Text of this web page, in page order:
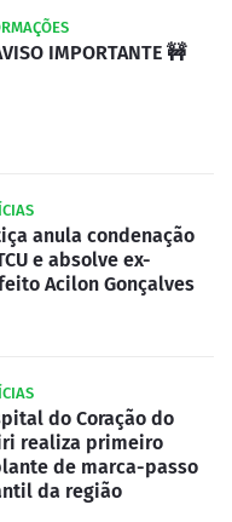
IMPORTANTE 🚧
anula condenação
e absolve ex-
Acilon Gonçalves
do Coração do
realiza primeiro
de marca-passo
da região